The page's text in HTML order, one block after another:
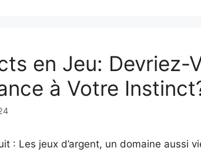
en Jeu: Devriez-
à Votre
: Les jeux d’argent, un domaine aussi